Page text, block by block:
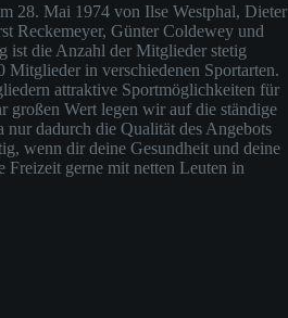
28. Mai 1974 von Ilse Westphal, Dieter
Reckemeyer, Günter Coldewey und
ist die Anzahl der Mitglieder stetig
Mitglieder in verschiedenen Sportarten.
attraktive Sportmöglichkeiten für
großen Wert legen wir auf die ständige
dadurch die Qualität des Angebots
wenn dir deine Gesundheit und deine
Freizeit gerne mit netten Leuten in